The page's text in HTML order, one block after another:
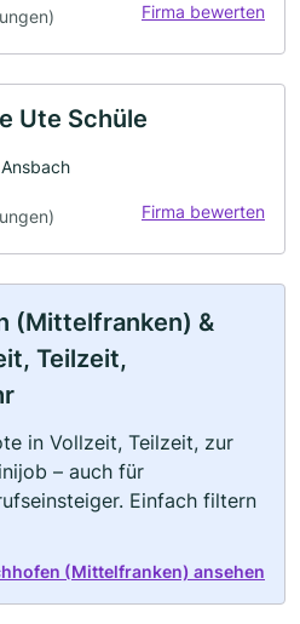
Firma bewerten
Ute Schüle
Firma bewerten
(Mittelfranken) &
Teilzeit,
in Vollzeit, Teilzeit, zur
– auch für
Einfach filtern
(Mittelfranken) ansehen